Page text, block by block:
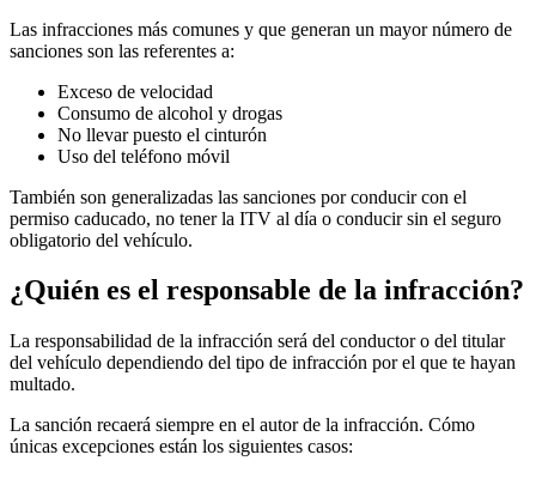
Las infracciones más comunes y que generan un mayor número de
sanciones son las referentes a:
Exceso de velocidad
Consumo de alcohol y drogas
No llevar puesto el cinturón
Uso del teléfono móvil
También son generalizadas las sanciones por conducir con el
permiso caducado, no tener la ITV al día o conducir sin el seguro
obligatorio del vehículo.
¿Quién es el responsable de la infracción?
La responsabilidad de la infracción será del conductor o del titular
del vehículo dependiendo del tipo de infracción por el que te hayan
multado.
La sanción recaerá siempre en el autor de la infracción. Cómo
únicas excepciones están los siguientes casos: